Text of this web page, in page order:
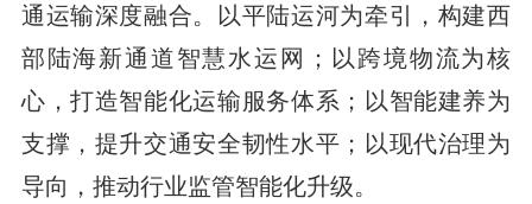
通运输深度融合。以平陆运河为牵引，构建西
部陆海新通道智慧水运网；以跨境物流为核
心，打造智能化运输服务体系；以智能建养为
支撑，提升交通安全韧性水平；以现代治理为
导向，推动行业监管智能化升级。